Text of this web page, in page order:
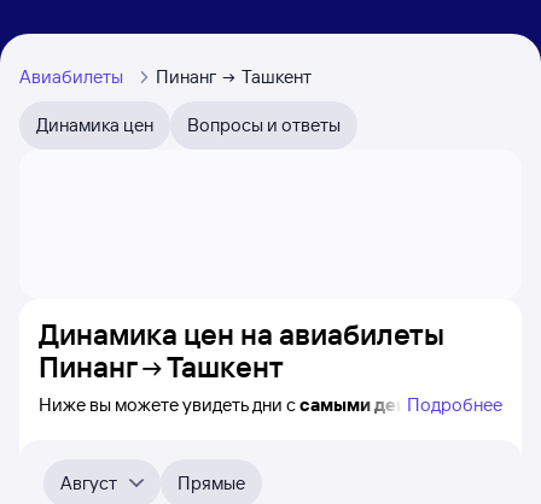
Авиабилеты Пинанг Ташкент
Динамика цен Вопросы и ответы
Динамика цен на авиабилеты
Пинанг
Ташкент
Ниже вы можете увидеть дни ссамыми дешёвыми
на ближайшие месяцы. Выберите день, перейдите
по клику к поиску билетов на самолёт и получению
Подробнее
Август
Прямые